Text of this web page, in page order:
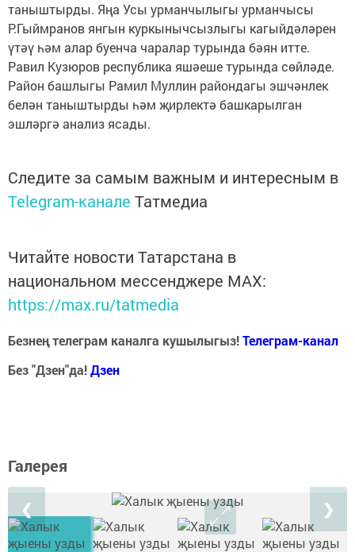
таныштырды. Яңа Усы урманчылыгы урманчысы
Р.Гыймранов янгын куркынычсызлыгы кагыйдәләрен
үтәү һәм алар буенча чаралар турында бәян итте.
Равил Кузюров республика яшәеше турында сөйләде.
Район башлыгы Рамил Муллин райондагы эшчәнлек
белән таныштырды һәм җирлектә башкарылган
эшләргә анализ ясады.
Следите за самым важным и интересным в
Telegram-канале Татмедиа
Читайте новости Татарстана в
национальном мессенджере MАХ:
https://max.ru/tatmedia
Безнең телеграм каналга кушылыгыз!Телеграм-канал
Без "Дзен"да!Дзен
Галерея
❮ ❯